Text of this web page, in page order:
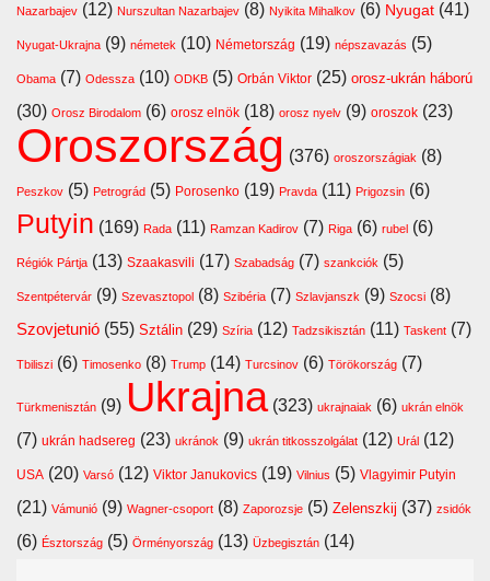
Nazarbajev (12) Nurszultan Nazarbajev (8) Nyikita Mihalkov (6) Nyugat (41)
Nyugat-Ukrajna (9) németek (10) Németország (19) népszavazás (5)
Obama (7) Odessza (10) ODKB (5) Orbán Viktor (25) orosz-ukrán háború
(30) Orosz Birodalom (6) orosz elnök (18) orosz nyelv (9) oroszok (23)
Oroszország (376) oroszországiak (8)
Peszkov (5) Petrográd (5) Porosenko (19) Pravda (11) Prigozsin (6)
Putyin (169) Rada (11) Ramzan Kadirov (7) Riga (6) rubel (6)
Régiók Pártja (13) Szaakasvili (17) Szabadság (7) szankciók (5)
Szentpétervár (9) Szevasztopol (8) Szibéria (7) Szlavjanszk (9) Szocsi (8)
Szovjetunió (55) Sztálin (29) Szíria (12) Tadzsikisztán (11) Taskent (7)
Tbiliszi (6) Timosenko (8) Trump (14) Turcsinov (6) Törökország (7)
Türkmenisztán (9) Ukrajna(323) ukrajnaiak (6) ukrán elnök
(7) ukrán hadsereg (23) ukránok (9) ukrán titkosszolgálat (12) Urál (12)
USA (20) Varsó (12) Viktor Janukovics (19) Vilnius (5) Vlagyimir Putyin
(21) Vámunió (9) Wagner-csoport (8) Zaporozsje (5) Zelenszkij (37) zsidók
(6) Észtország (5) Örményország (13) Üzbegisztán (14)